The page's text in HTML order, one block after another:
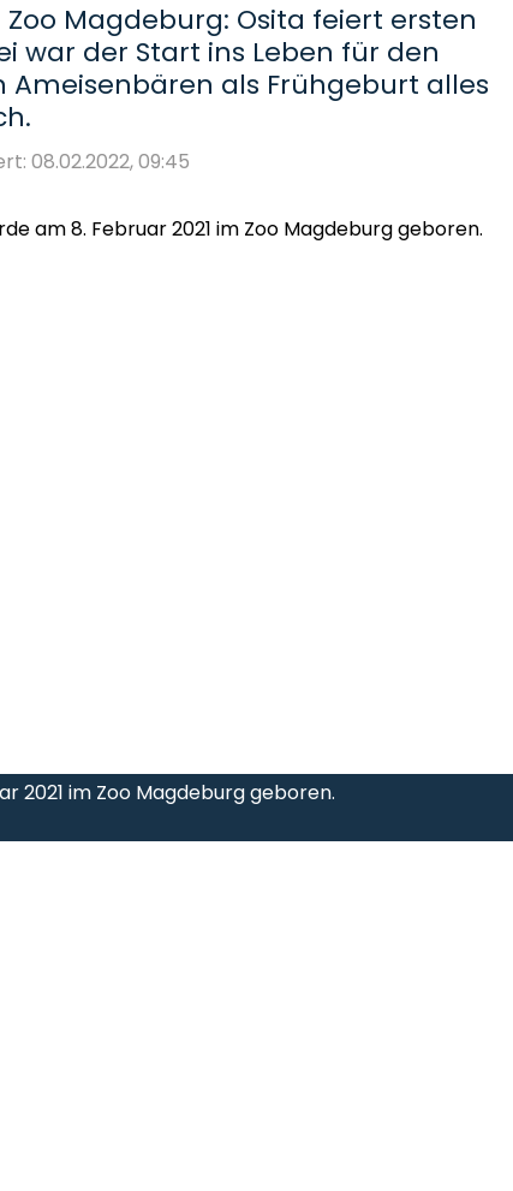
Magdeburg: Osita feiert ersten
war der Start ins Leben für den
Ameisenbären als Frühgeburt alles
08.02.2022, 09:45
2021 im Zoo Magdeburg geboren.